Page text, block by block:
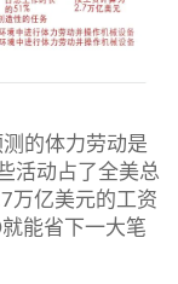
的体力劳动是
活动占了全美总
万亿美元的工资
能省下一大笔